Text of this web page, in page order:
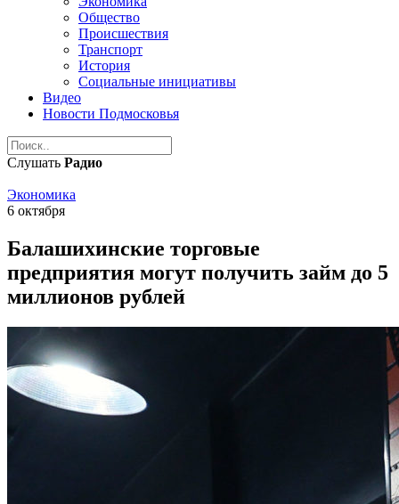
Общество
Происшествия
Транспорт
История
Социальные инициативы
Видео
Новости Подмосковья
Слушать Радио
Экономика
6 октября
Балашихинские торговые
предприятия могут получить займ до 5
миллионов рублей